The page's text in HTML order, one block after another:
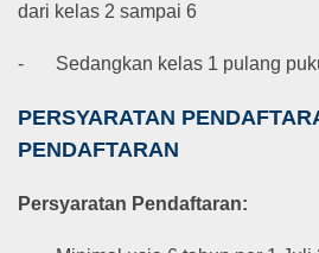
dari kelas 2 sampai 6
- Sedangkan kelas 1 pulang
PERSYARATAN
PENDAFTARAN
Persyaratan Pendaftaran: